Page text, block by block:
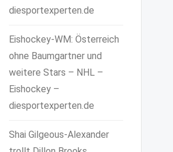
diesportexperten.de
Eishockey-WM: Österreich
ohne Baumgartner und
weitere Stars – NHL –
Eishockey –
diesportexperten.de
Shai Gilgeous-Alexander